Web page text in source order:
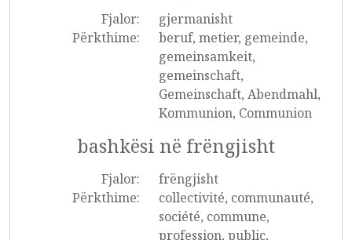
Fjalor:
gjermanisht
Përkthime:
beruf, metier, gemeinde,
gemeinsamkeit,
gemeinschaft,
Gemeinschaft, Abendmahl,
Kommunion, Communion
bashkësi në frëngjisht
Fjalor:
frëngjisht
Përkthime:
collectivité, communauté,
société, commune,
profession, public,